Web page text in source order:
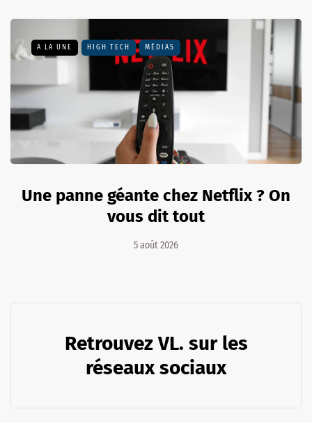
A LA UNE HIGH TECH MÉDIAS
Une panne géante chez Netflix ? On
vous dit tout
5 août 2026
Retrouvez VL. sur les
réseaux sociaux